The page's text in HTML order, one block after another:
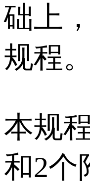
础上
规程。
本规
和2个